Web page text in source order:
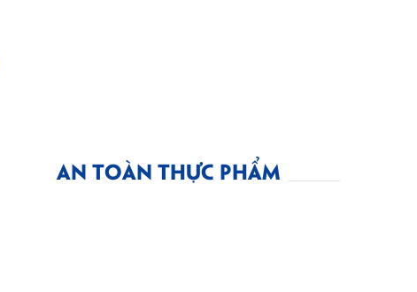
AN TOÀN THỰC PHẨM